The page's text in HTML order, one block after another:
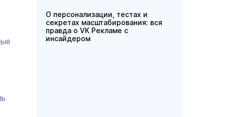
О персонализации, тестах и
секретах масштабирования: вся
правда о VK Рекламе с
инсайдером